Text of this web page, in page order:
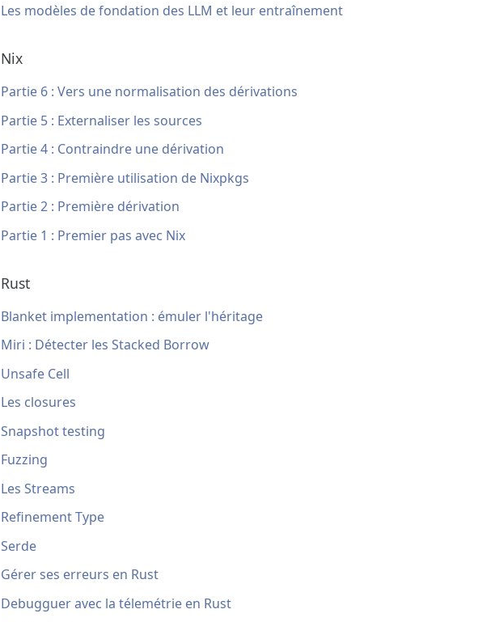
Les modèles de fondation des LLM et leur entraînement
Nix
Partie 6 : Vers une normalisation des dérivations
Partie 5 : Externaliser les sources
Partie 4 : Contraindre une dérivation
Partie 3 : Première utilisation de Nixpkgs
Partie 2 : Première dérivation
Partie 1 : Premier pas avec Nix
Rust
Blanket implementation : émuler l'héritage
Miri : Détecter les Stacked Borrow
Unsafe Cell
Les closures
Snapshot testing
Fuzzing
Les Streams
Refinement Type
Serde
Gérer ses erreurs en Rust
Debugguer avec la télemétrie en Rust